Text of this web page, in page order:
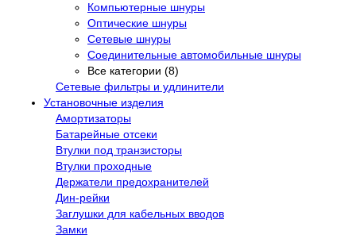
Компьютерные шнуры
Оптические шнуры
Сетевые шнуры
Соединительные автомобильные шнуры
Все категории (8)
Сетевые фильтры и удлинители
Установочные изделия
Амортизаторы
Батарейные отсеки
Втулки под транзисторы
Втулки проходные
Держатели предохранителей
Дин-рейки
Заглушки для кабельных вводов
Замки